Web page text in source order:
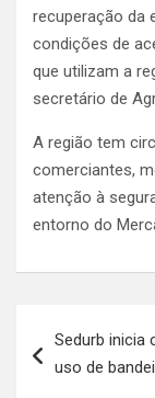
recuperação da
condições de
que utilizam a
secretário de
A região tem
comerciantes,
atenção à
entorno do
de
Sedurb inicia
uso de